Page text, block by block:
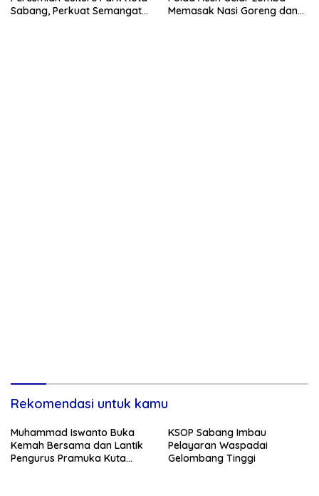
Sabang, Perkuat Semangat
Memasak Nasi Goreng dan
Rekomendasi untuk kamu
Muhammad Iswanto Buka
Kemah Bersama dan Lantik
Pengurus Pramuka Kuta
KSOP Sabang Imbau
Pelayaran Waspadai
Gelombang Tinggi